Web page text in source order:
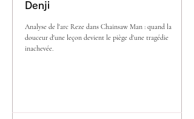
Denji
Analyse de l'arc Reze dans Chainsaw Man : quand la
douceur d'une leçon devient le piège d'une tragédie
inachevée.